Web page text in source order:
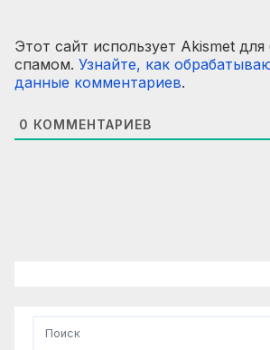
Этот сайт использует Akismet
спамом. Узнайте, как
данные комментариев.
0 КОММЕНТАРИЕВ